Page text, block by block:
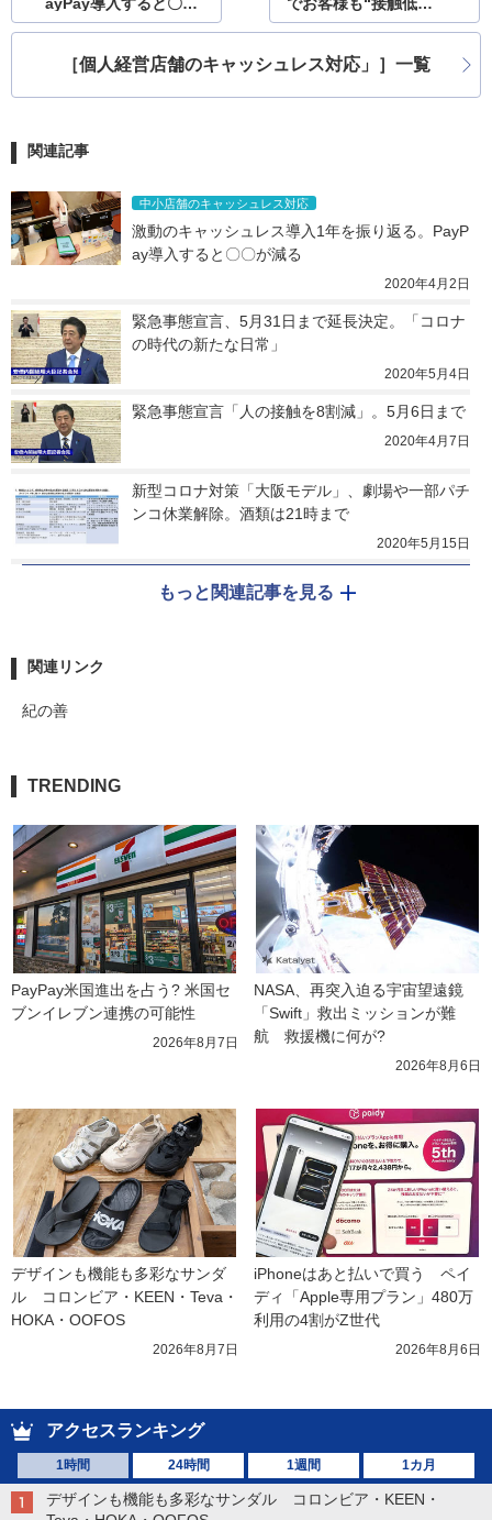
が減る
減”重視?
［個人経営店舗のキャッシュレス対応」］一覧
関連記事
中小店舗のキャッシュレス対応
激動のキャッシュレス導入1年を振り返る。PayP
ay導入すると〇〇が減る
2020年4月2日
緊急事態宣言、5月31日まで延長決定。「コロナ
の時代の新たな日常」
2020年5月4日
緊急事態宣言「人の接触を8割減」。5月6日まで
2020年4月7日
新型コロナ対策「大阪モデル」、劇場や一部パチ
ンコ休業解除。酒類は21時まで
2020年5月15日
もっと関連記事を見る
関連リンク
紀の善
TRENDING
PayPay米国進出を占う? 米国セ
ブンイレブン連携の可能性
2026年8月7日
NASA、再突入迫る宇宙望遠鏡
「Swift」救出ミッションが難
航　救援機に何が?
2026年8月6日
デザインも機能も多彩なサンダ
ル　コロンビア・KEEN・Teva・
HOKA・OOFOS
2026年8月7日
iPhoneはあと払いで買う　ペイ
ディ「Apple専用プラン」480万
利用の4割がZ世代
2026年8月6日
アクセスランキング
1時間 24時間 1週間 1カ月
デザインも機能も多彩なサンダル コロンビア・KEEN・